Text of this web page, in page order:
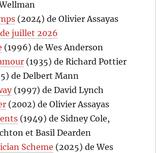
(2024) de Olivier Assayas
juillet 2026
(1996) de Wes Anderson
(1935) de Richard Pottier
de Delbert Mann
(1997) de David Lynch
(2002) de Olivier Assayas
(1949) de Sidney Cole,
et Basil Dearden
Scheme (2025) de Wes